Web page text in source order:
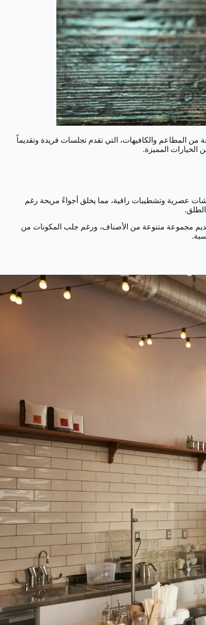
من المطاعم والكافيهات، التي تقدم تجلسات فريدة وتقديماً
الخيارات المميزة.
عصرية وتشطيبات راقية، مما يخلق أجواءً مريحة رغم
بتقديم مجموعة متنوعة من الأصناف، ورغم جلب المكونات من